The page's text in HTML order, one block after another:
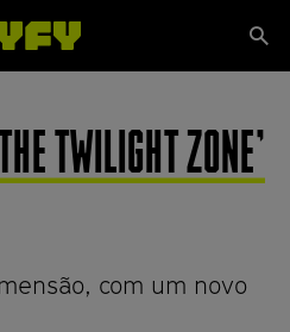
TWILIGHT ZONE’
com um novo